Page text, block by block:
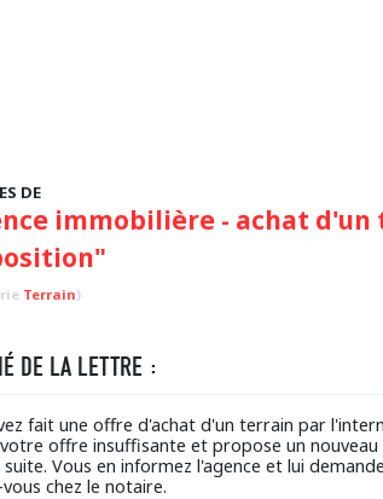
DE
immobilière - achat
Terrain)
DE LA LETTRE :
fait une offre d'achat d'un terrain par
offre insuffisante et propose un
Vous en informez l'agence et lui
chez le notaire.